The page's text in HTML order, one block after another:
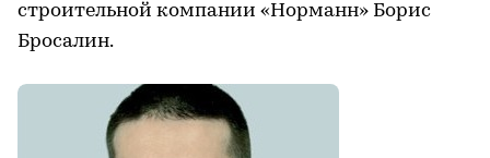
строительной компании «Норманн» Борис
Бросалин.